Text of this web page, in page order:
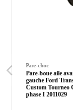
Pare-choc
Pare-boue aile
gauche Ford
Custom Tourneo
phase I 2011029